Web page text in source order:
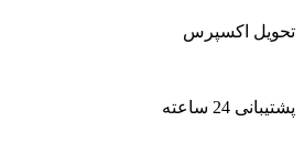
تحویل اکسپرس
پشتیبانی 24 ساعته